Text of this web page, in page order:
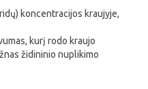
koncentracijos kraujyje,
kurį rodo kraujo
židininio nuplikimo